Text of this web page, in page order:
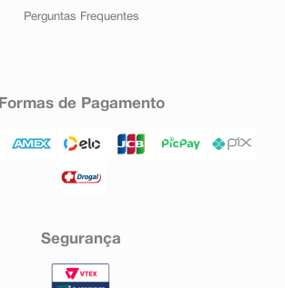
Perguntas Frequentes
Formas de Pagamento
Segurança